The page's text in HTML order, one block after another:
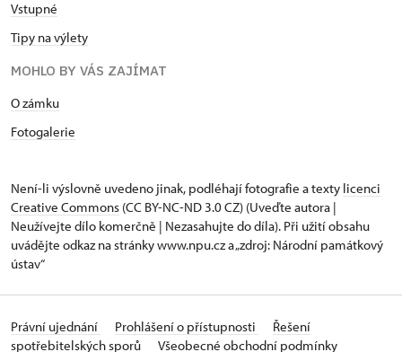
Vstupné
Tipy na výlety
MOHLO BY VÁS ZAJÍMAT
O zámku
Fotogalerie
Není-li výslovně uvedeno jinak, podléhají fotografie a texty licenci
Creative Commons (CC BY-NC-ND 3.0 CZ) (Uveďte autora |
Neužívejte dílo komerčně | Nezasahujte do díla). Při užití obsahu
uvádějte odkaz na stránky www.npu.cz a „zdroj: Národní památkový
ústav“
Právní ujednání Prohlášení o přístupnosti
Řešení
spotřebitelských sporů
Všeobecné obchodní podmínky